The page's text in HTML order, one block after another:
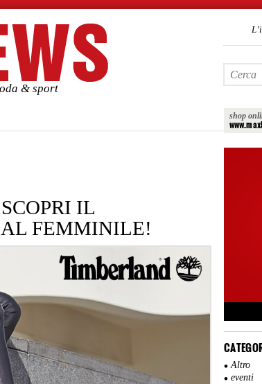
& sport
shop
IL
FEMMINILE!
Altro
eventi